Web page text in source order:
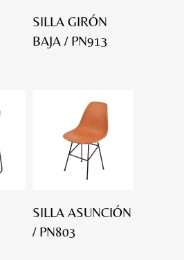
SILLA GIRÓN
BAJA / PN913
SILLA ASUNCIÓN
/ PN803